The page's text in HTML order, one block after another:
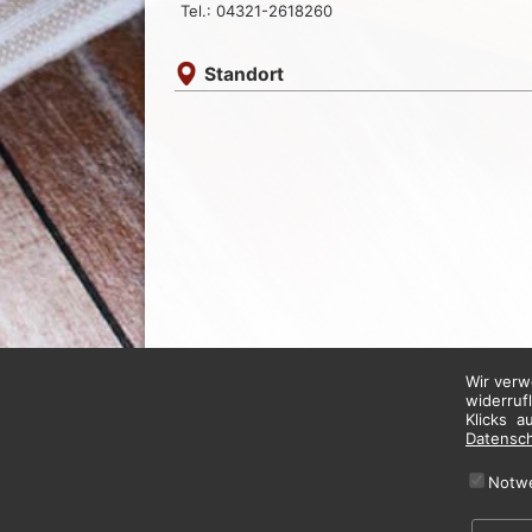
Tel.: 04321-2618260
Standort
Wir
Klicks